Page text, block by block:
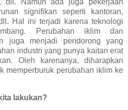
dll. Namun ada juga pekerjaan
signifikan seperti kantoran,
Hal ini terjadi karena teknologi
Perubahan iklim dan
juga menjadi pendorong yang
industri yang punya kaitan erat
Oleh karenanya, diharapkan
memperburuk perubahan iklim ke
lakukan?